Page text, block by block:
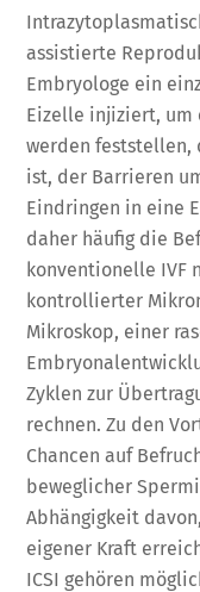
assistierte
Embryologe ein
Eizelle injiziert, um
werden feststellen,
ist, der Barrieren
Eindringen in eine
daher häufig die
konventionelle IVF
kontrollierter
Mikroskop, einer
Zyklen zur
rechnen. Zu den
Chancen auf
beweglicher
Abhängigkeit
eigener Kraft
ICSI gehören